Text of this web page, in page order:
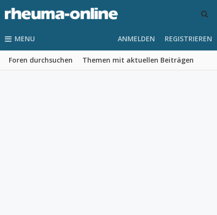
MENU
Foren durchsuchen Themen mit aktuellen Beiträgen
ANMELDEN REGISTRIEREN